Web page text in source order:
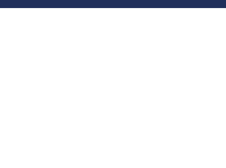
Saltar